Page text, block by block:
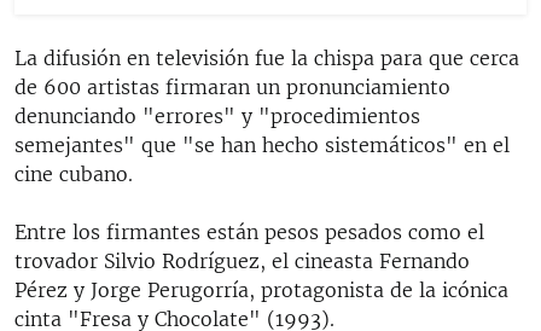
La difusión en televisión fue la chispa para que cerca
de 600 artistas firmaran un pronunciamiento
denunciando "errores" y "procedimientos
semejantes" que "se han hecho sistemáticos" en el
cine cubano.
Entre los firmantes están pesos pesados como el
trovador Silvio Rodríguez, el cineasta Fernando
Pérez y Jorge Perugorría, protagonista de la icónica
cinta "Fresa y Chocolate" (1993).